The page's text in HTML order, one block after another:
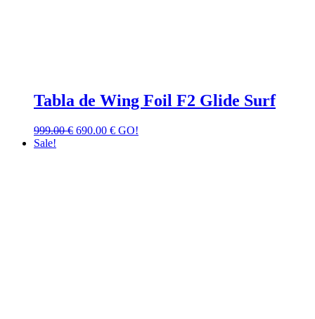
Tabla de Wing Foil F2 Glide Surf
999.00€ 690.00 € GO!
Sale!